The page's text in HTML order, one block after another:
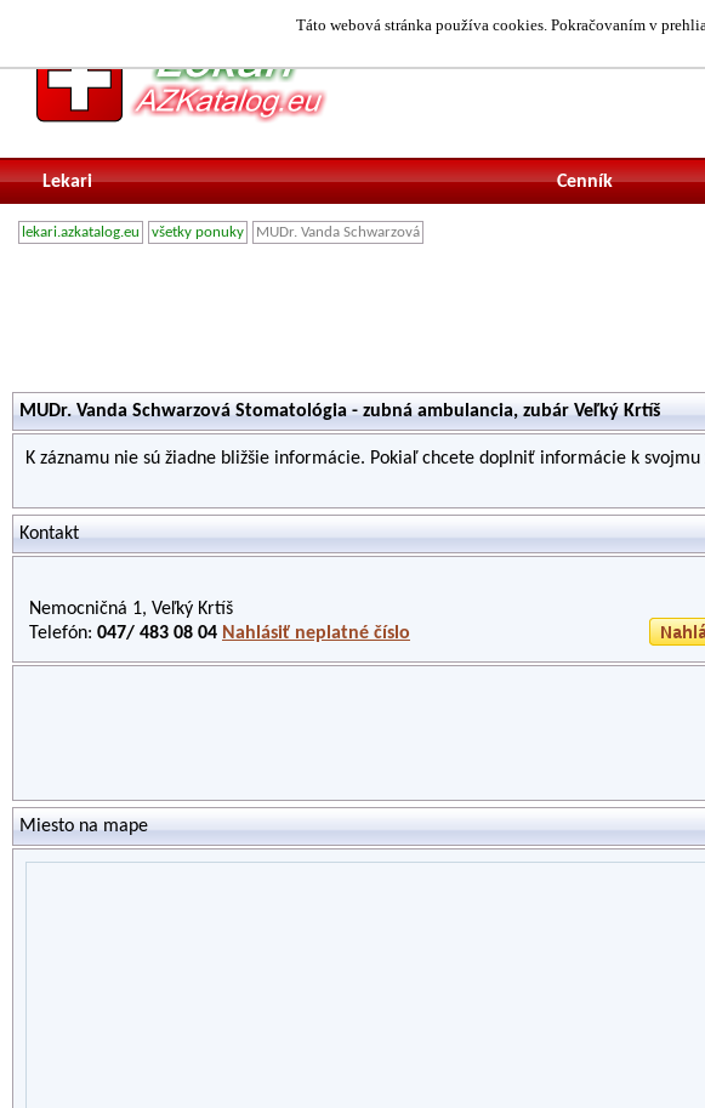
Táto webová stránka používa cookies. Pokračovaním v
Lekari Cenník
lekari.azkatalog.eu všetky ponuky MUDr. Vanda Schwarzová
MUDr. Vanda Schwarzová Stomatológia - zubná ambulancia, zubár Veľký Krtíš
K záznamu nie sú žiadne bližšie informácie. Pokiaľ chcete doplniť informácie k svojmu
Kontakt
Nemocničná 1, Veľký Krtíš
Telefón: 047/ 483 08 04 Nahlásiť neplatné číslo
Miesto na mape